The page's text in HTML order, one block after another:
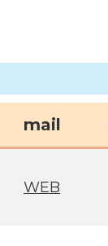
mail
WEB